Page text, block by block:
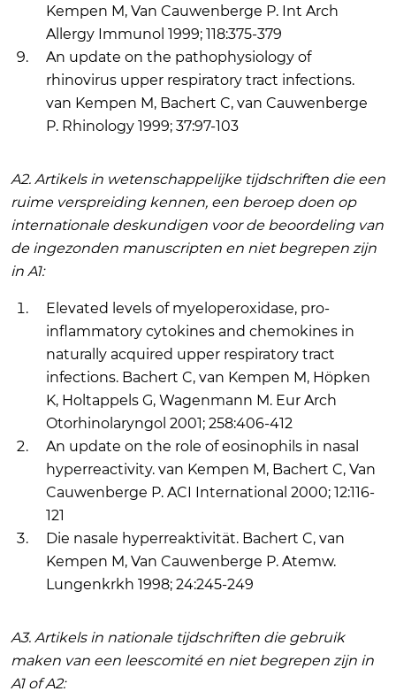
Kempen M, Van Cauwenberge P. Int Arch
Allergy Immunol 1999; 118:375-379
An update on the pathophysiology of
rhinovirus upper respiratory tract infections.
van Kempen M, Bachert C, van Cauwenberge
P. Rhinology 1999; 37:97-103
A2. Artikels in wetenschappelijke tijdschriften die een
ruime verspreiding kennen, een beroep doen op
internationale deskundigen voor de beoordeling van
de ingezonden manuscripten en niet begrepen zijn
in A1:
Elevated levels of myeloperoxidase, pro-
inflammatory cytokines and chemokines in
naturally acquired upper respiratory tract
infections. Bachert C, van Kempen M, Höpken
K, Holtappels G, Wagenmann M. Eur Arch
Otorhinolaryngol 2001; 258:406-412
An update on the role of eosinophils in nasal
hyperreactivity. van Kempen M, Bachert C, Van
Cauwenberge P. ACI International 2000; 12:116-
121
Die nasale hyperreaktivität. Bachert C, van
Kempen M, Van Cauwenberge P. Atemw.
Lungenkrkh 1998; 24:245-249
A3. Artikels in nationale tijdschriften die gebruik
maken van een leescomité en niet begrepen zijn in
A1 of A2: